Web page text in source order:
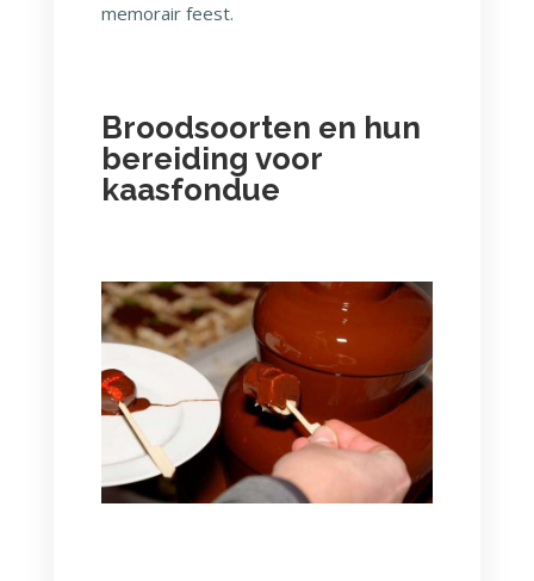
memorair feest.
Broodsoorten en hun
bereiding voor
kaasfondue